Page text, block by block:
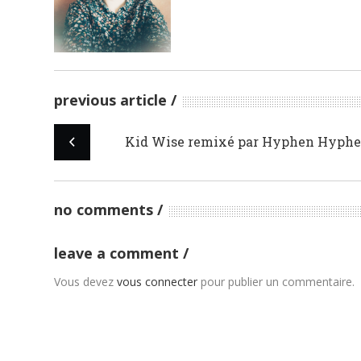
previous article
Kid Wise remixé par Hyphen
no comments
leave a comment
Vous devezvous connecter pour publier un commentaire.